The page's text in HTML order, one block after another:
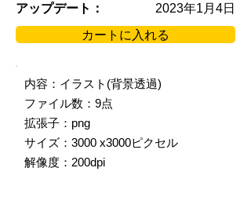
アップデート：
2023年1月4日
カートに入れる
内容：イラスト(背景透過)
ファイル数：9点
拡張子：png
サイズ：3000 x3000ピクセル
解像度：200dpi